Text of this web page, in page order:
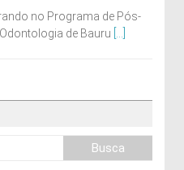
no Programa de Pós-
de Bauru